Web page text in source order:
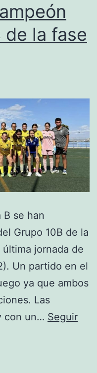
de la fase
B se han
Grupo 10B de la
jornada de
Un partido en el
ya que ambos
Las
con un… Seguir